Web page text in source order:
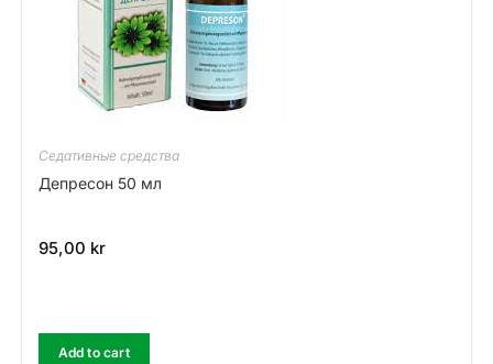
Седативные средства
Депресон 50 мл
95,00 kr
Add to cart